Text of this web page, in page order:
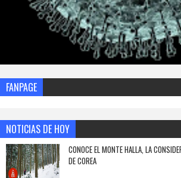
FANPAGE
NOTICIAS DE HOY
CONOCE EL MONTE HALLA, LA
DE COREA